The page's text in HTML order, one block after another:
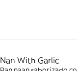
Nan With Garlic